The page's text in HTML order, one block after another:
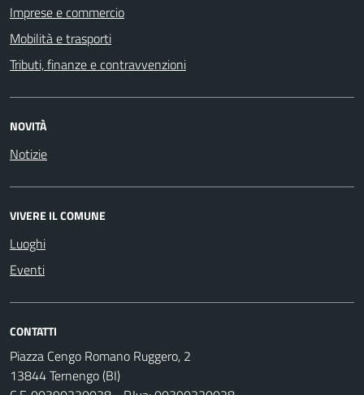
Imprese e commercio
Mobilità e trasporti
Tributi, finanze e contravvenzioni
NOVITÀ
Notizie
VIVERE IL COMUNE
Luoghi
Eventi
CONTATTI
Piazza Cengo Romano Ruggero, 2
13844 Ternengo (BI)